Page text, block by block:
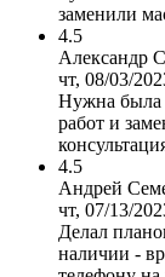
заменили
4.5
Александр
чт, 08/03/
Нужна была
работ и
4.5
Андрей
чт, 07/13/
Делал
наличии -